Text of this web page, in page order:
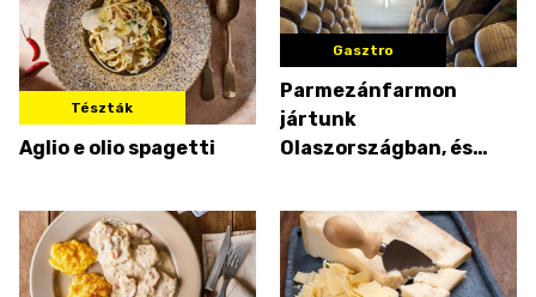
Tészták
Aglio e olio spagetti
Gasztro
Parmezánfarmon
jártunk
Olaszországban, és
készül a valódi
parmezán